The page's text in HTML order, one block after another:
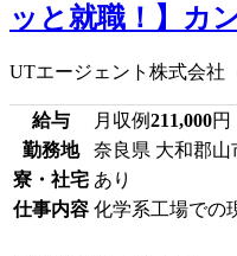
ッと就職！】カ
UTエージェント株式会社
給与 月収例211,000円
勤務地
奈良県 大和郡山
寮・社宅 あり
仕事内容 化学系工場での